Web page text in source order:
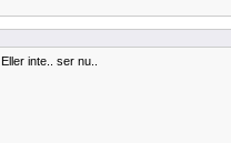
Eller inte.. ser nu..